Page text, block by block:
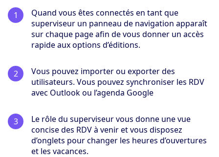
Quand vous êtes connectés en tant que
superviseur un panneau de navigation apparaît
sur chaque page afin de vous donner un accès
rapide aux options d’éditions.
Vous pouvez importer ou exporter des
utilisateurs. Vous pouvez synchroniser les RDV
avec Outlook ou l’agenda Google
Le rôle du superviseur vous donne une vue
concise des RDV à venir et vous disposez
d’onglets pour changer les heures d’ouvertures
et les vacances.